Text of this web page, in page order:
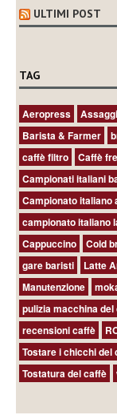
visita il nostroblog
legati al mondo
dei bar.
ULTIMI POST
TAG
Aeropress
Barista & Farmer
caffè filtro
Caffè
Campionati italiani